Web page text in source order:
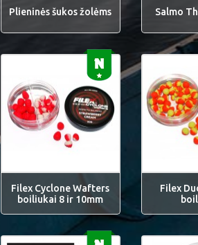
Plieninės šukos žolėms Salmo
Filex Cyclone Wafters
boiliukai 8 ir 10mm
Filex